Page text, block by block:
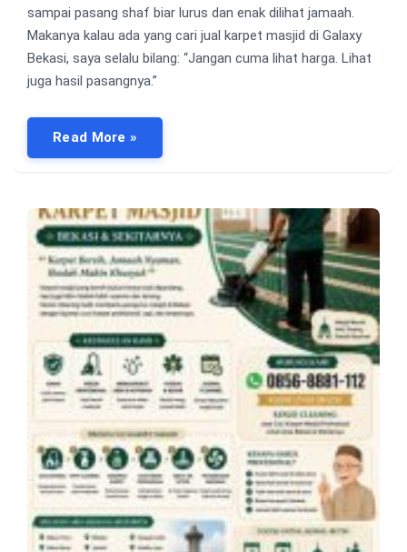
sampai pasang shaf biar lurus dan enak dilihat jamaah.
Makanya kalau ada yang cari jual karpet masjid di Galaxy
Bekasi, saya selalu bilang: “Jangan cuma lihat harga. Lihat
juga hasil pasangnya.”
Read More »